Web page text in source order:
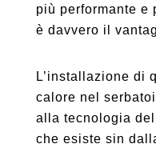
più performante e
è davvero il
L’installazione di
calore nel
alla tecnologia
che esiste sin